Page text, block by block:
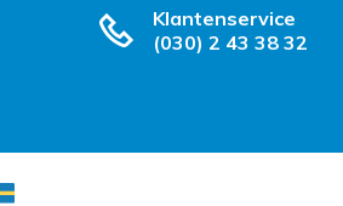
Klantenservice
(030) 2 43 38 32